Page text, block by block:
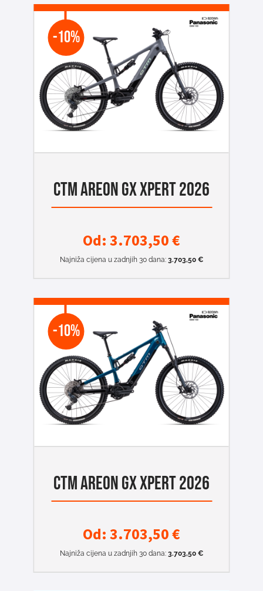
-10%
CTM AREON GX XPERT 2026
Od:3.703,50€
Najniža cijena u zadnjih 30 dana: 3.703,50 €
-10%
CTM AREON GX XPERT 2026
Od:3.703,50€
Najniža cijena u zadnjih 30 dana: 3.703,50 €